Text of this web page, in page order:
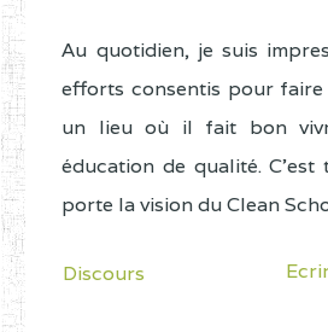
Au quotidien, je suis
efforts consentis pour
un lieu où il fait bon
éducation de qualité. C'est
porte la vision du Clean
Discours